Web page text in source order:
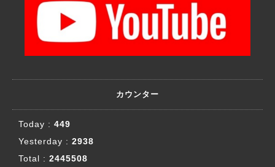
カウンター
Today : 449
Yesterday : 2938
Total : 2445508